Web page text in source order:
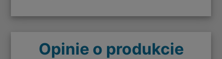
Opinie o produkcie